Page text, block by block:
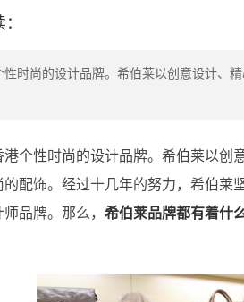
时尚的设计品牌。希伯莱以创意设计、
个性时尚的设计品牌。希伯莱以创
配饰。经过十几年的努力，希伯莱
品牌。那么， 希伯莱品牌都有着什